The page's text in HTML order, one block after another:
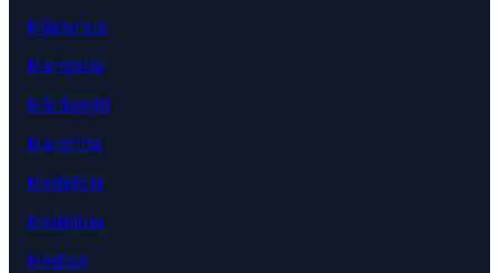
Măgurele
Mangalia
Mărășești
Marghita
Medgidia
Medgidia
Mediaș